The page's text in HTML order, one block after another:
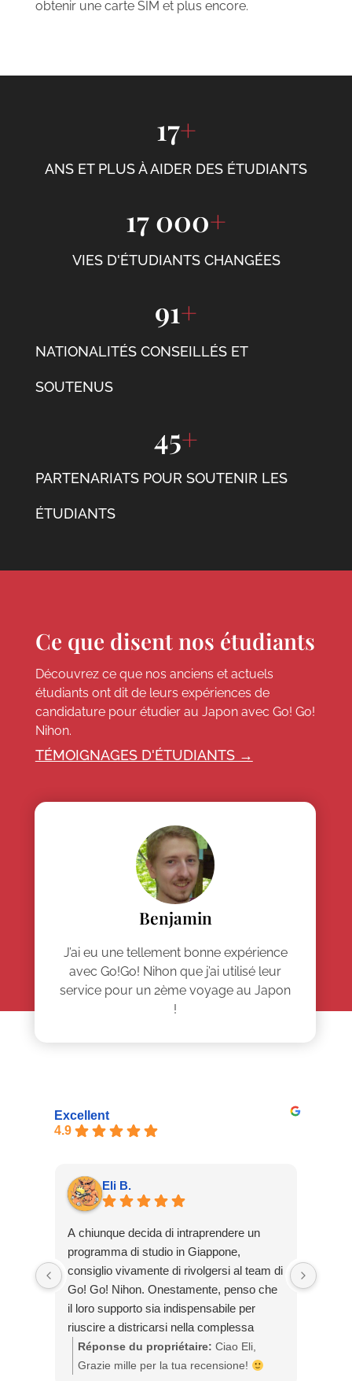
obtenir une carte SIM et plus encore.
ANS ET PLUS À AIDER DES ÉTUDIANTS
17+
VIES D'ÉTUDIANTS CHANGÉES
17 000+
NATIONALITÉS CONSEILLÉS ET
SOUTENUS
91+
PARTENARIATS POUR SOUTENIR LES
ÉTUDIANTS
45+
Ce que disent nos étudiants
Découvrez ce que nos anciens et actuels
étudiants ont dit de leurs expériences de
candidature pour étudier au Japon avec Go! Go!
Nihon.
TÉMOIGNAGES D'ÉTUDIANTS →
Benjamin
J’ai eu une tellement bonne expérience
avec Go!Go! Nihon que j’ai utilisé leur
service pour un 2ème voyage au Japon
!
Excellent
4.9
Eli B.
A chiunque decida di intraprendere un
programma di studio in Giappone,
consiglio vivamente di rivolgersi al team di
Go! Go! Nihon. Onestamente, penso che
il loro supporto sia indispensabile per
riuscire a districarsi nella complessa
burocrazia giapponese. Oltre a questo, vi
assicuro che nel team troverete persone
Réponse du propriétaire: Ciao Eli,
Grazie mille per la tua recensione!